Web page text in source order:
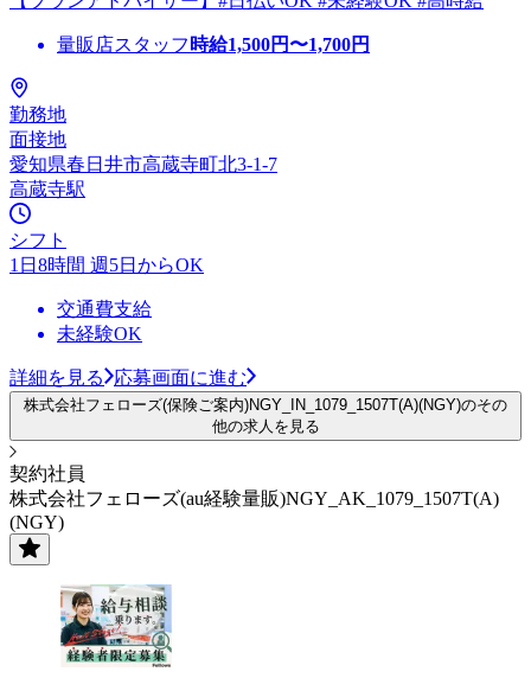
量販店スタッフ 時給1,500円〜1,700円
勤務地
面接地
愛知県春日井市高蔵寺町北3-1-7
高蔵寺駅
シフト
1日8時間 週5日からOK
交通費支給
未経験OK
詳細を見る 応募画面に進む
株式会社フェローズ(保険ご案内)NGY_IN_1079_1507T(A)(NGY)のその
他の求人を見る
契約社員
株式会社フェローズ(au経験量販)NGY_AK_1079_1507T(A)
(NGY)